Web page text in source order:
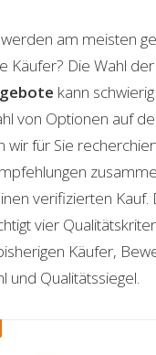
am meisten
Käufer? Die Wahl
kann
von Optionen auf
wir für Sie
verifizierten Kauf.
vier
Käufer,
und Qualitätssiegel.